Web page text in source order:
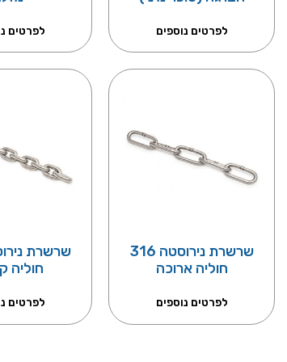
לפרטים נוספים לפרטים
שרשרת נירוסטה 316
חוליה ארוכה
לפרטים נוספים
חוליה
לפרטים